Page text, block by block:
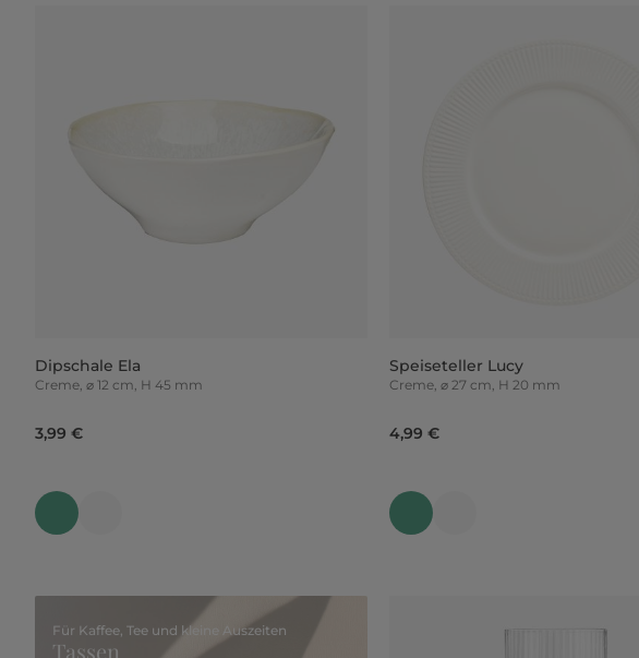
Dipschale Ela
Creme, ⌀ 12 cm, H 45 mm
3,99 €
Speiseteller Lucy
Creme, ⌀ 27 cm, H 20 mm
4,99 €
Für Kaffee, Tee und kleine Auszeiten
Tassen